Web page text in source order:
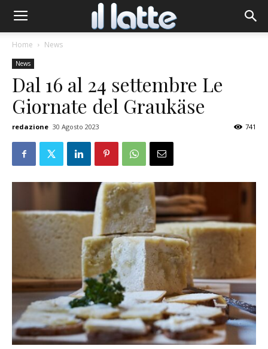
Home News
News
Dal 16 al 24 settembre Le
Giornate del Graukäse
redazione 30 Agosto 2023 741